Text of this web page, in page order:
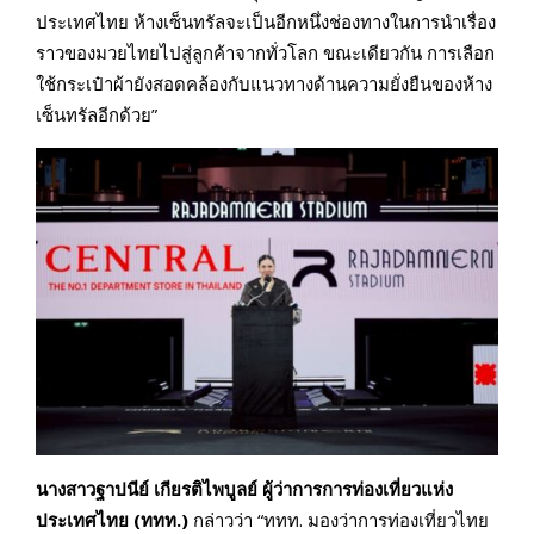
ประเทศไทย ห้างเซ็นทรัลจะเป็นอีกหนึ่งช่องทางในการนำเรื่อง
ราวของมวยไทยไปสู่ลูกค้าจากทั่วโลก ขณะเดียวกัน การเลือก
ใช้กระเป๋าผ้ายังสอดคล้องกับแนวทางด้านความยั่งยืนของห้าง
เซ็นทรัลอีกด้วย”
นางสาวฐาปนีย์ เกียรติไพบูลย์ ผู้ว่าการการท่องเที่ยวแห่ง
ประเทศไทย (ททท.) กล่าวว่า “ททท. มองว่าการท่องเที่ยวไทย